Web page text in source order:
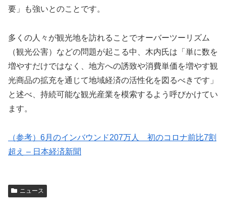
要」も強いとのことです。
多くの人々が観光地を訪れることでオーバーツーリズム
（観光公害）などの問題が起こる中、木内氏は「単に数を
増やすだけではなく、地方への誘致や消費単価を増やす観
光商品の拡充を通じて地域経済の活性化を図るべきです」
と述べ、持続可能な観光産業を模索するよう呼びかけてい
ます。
（参考）6月のインバウンド207万人 初のコロナ前比7割
超え – 日本経済新聞
ニュース